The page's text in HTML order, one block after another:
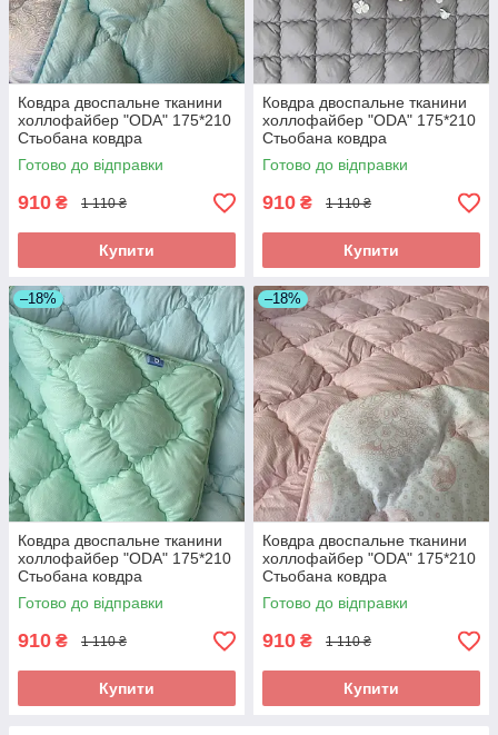
Ковдра двоспальне тканини
холлофайбер "ODA" 175*210
Стьобана ковдра
Готово до відправки
910 ₴ 1 110 ₴
Купити
Ковдра двоспальне тканини
холлофайбер "ODA" 175*210
Стьобана ковдра
Готово до відправки
910 ₴ 1 110 ₴
Купити
–18%
Ковдра двоспальне тканини
холлофайбер "ODA" 175*210
Стьобана ковдра
Готово до відправки
910 ₴ 1 110 ₴
Купити
–18%
Ковдра двоспальне тканини
холлофайбер "ODA" 175*210
Стьобана ковдра
Готово до відправки
910 ₴ 1 110 ₴
Купити